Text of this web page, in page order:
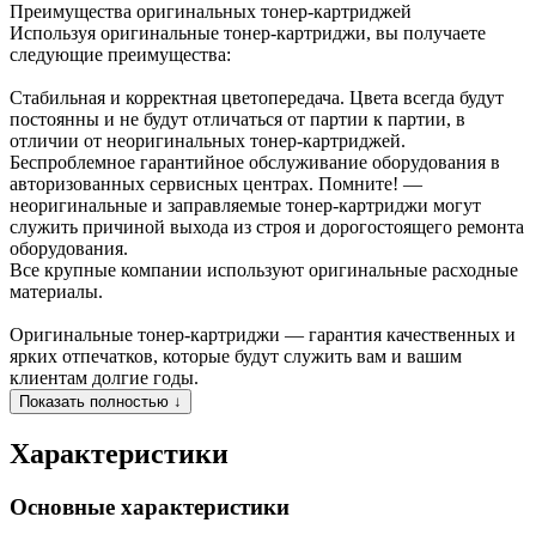
Преимущества оригинальных тонер-картриджей
Используя оригинальные тонер-картриджи, вы получаете
следующие преимущества:
Стабильная и корректная цветопередача. Цвета всегда будут
постоянны и не будут отличаться от партии к партии, в
отличии от неоригинальных тонер-картриджей.
Беспроблемное гарантийное обслуживание оборудования в
авторизованных сервисных центрах. Помните! —
неоригинальные и заправляемые тонер-картриджи могут
служить причиной выхода из строя и дорогостоящего ремонта
оборудования.
Все крупные компании используют оригинальные расходные
материалы.
Оригинальные тонер-картриджи — гарантия качественных и
ярких отпечатков, которые будут служить вам и вашим
клиентам долгие годы.
Показать полностью ↓
Характеристики
Основные характеристики